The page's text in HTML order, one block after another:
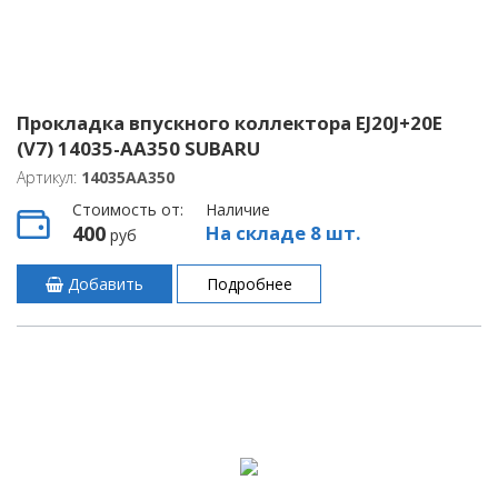
Прокладка впускного коллектора EJ20J+20E
(V7) 14035-AA350 SUBARU
Артикул: 14035AA350
Стоимость от:
400 руб
Наличие
На складе 8 шт.
Добавить Подробнее